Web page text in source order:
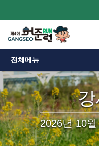
전체메뉴
강
2026년 10